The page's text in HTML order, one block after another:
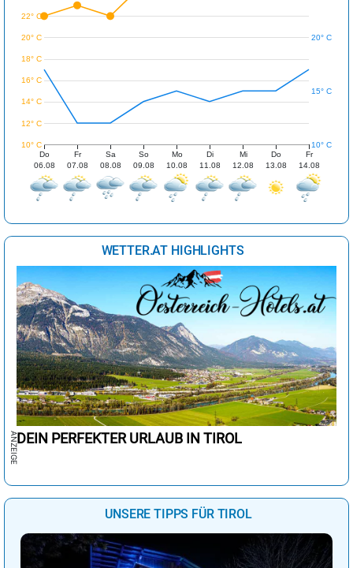
Do
06.08
Fr
07.08
Sa
08.08
So
09.08
Mo
10.08
Di
11.08
Mi
12.08
Do
13.08
Fr
14.08
10° C
12° C
14° C
16° C
18° C
20° C
22° C
10° C
15° C
20° C
WETTER.AT HIGHLIGHTS
DEIN PERFEKTER URLAUB IN TIROL
UNSERE TIPPS FÜR TIROL